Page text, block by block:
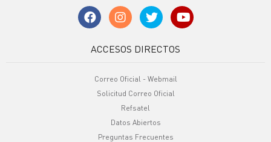
ACCESOS DIRECTOS
Correo Oficial - Webmail
Solicitud Correo Oficial
Refsatel
Datos Abiertos
Preguntas Frecuentes